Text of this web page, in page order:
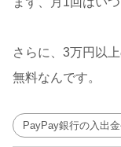
さらに、3万円以
無料なんです。
PayPay銀行の入出